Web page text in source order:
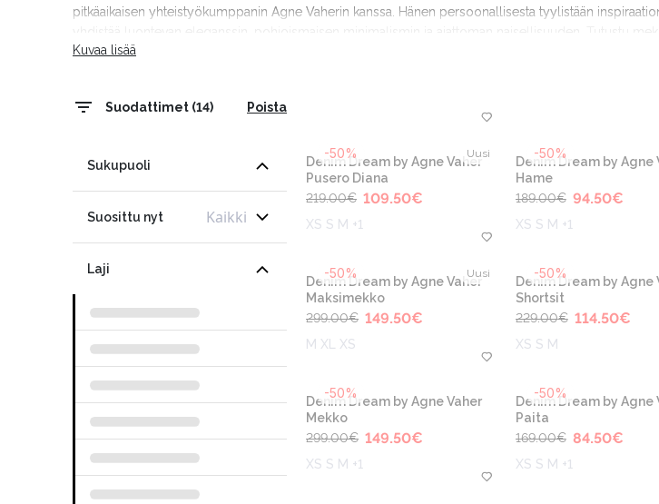
pitkäaikaisen yhteistyökumppanin Agne Vaherin kanssa. Hänen persoonallisesta tyylistään
hameisiin ja housuihin, jotka on suunniteltu erityisiin tilaisuuksiin ja unohtumattomiin hetkiin.
Kuvaa lisää
Suodattimet (14) Poista
Sukupuoli
Suosittu nyt Kaikki
Laji
-50% Uusi
Denim Dream by Agne Vaher
Pusero Diana
219.00€ 109.50€
XS S M +1
-50%
Denim Dream by Agne
Hame
189.00€ 94.50€
XS S M +1
-50% Uusi
Denim Dream by Agne Vaher
Maksimekko
299.00€ 149.50€
M XL XS
-50%
Denim Dream by Agne
Shortsit
229.00€ 114.50€
XS S M
-50%
Denim Dream by Agne Vaher
Mekko
299.00€ 149.50€
XS S M +1
-50%
Denim Dream by Agne
Paita
169.00€ 84.50€
XS S M +1